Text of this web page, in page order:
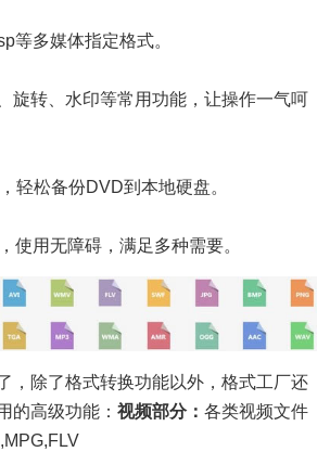
等多媒体指定格式。
旋转、水印等常用功能，让操作一气呵
轻松备份DVD到本地硬盘。
使用无障碍，满足多种需要。
，除了格式转换功能以外，格式工厂还
的高级功能： 视频部分： 各类视频文件